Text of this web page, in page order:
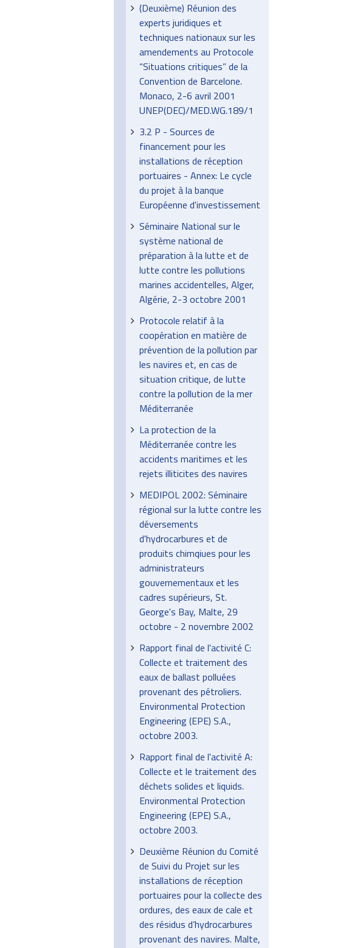
(Deuxième) Réunion des
experts juridiques et
techniques nationaux sur les
amendements au Protocole
“Situations critiques” de la
Convention de Barcelone.
Monaco, 2-6 avril 2001
UNEP(DEC)/MED.WG.189/1
3.2 P - Sources de
financement pour les
installations de réception
portuaires - Annex: Le cycle
du projet à la banque
Européenne d'investissement
Séminaire National sur le
système national de
préparation à la lutte et de
lutte contre les pollutions
marines accidentelles, Alger,
Algérie, 2-3 octobre 2001
Protocole relatif à la
coopération en matière de
prévention de la pollution par
les navires et, en cas de
situation critique, de lutte
contre la pollution de la mer
Méditerranée
La protection de la
Méditerranée contre les
accidents maritimes et les
rejets illiticites des navires
MEDIPOL 2002: Séminaire
régional sur la lutte contre les
déversements
d'hydrocarbures et de
produits chimqiues pour les
administrateurs
gouvernementaux et les
cadres supérieurs, St.
George's Bay, Malte, 29
octobre - 2 novembre 2002
Rapport final de l'activité C:
Collecte et traitement des
eaux de ballast polluées
provenant des pétroliers.
Environmental Protection
Engineering (EPE) S.A.,
octobre 2003.
Rapport final de l'activité A:
Collecte et le traitement des
déchets solides et liquids.
Environmental Protection
Engineering (EPE) S.A.,
octobre 2003.
Deuxième Réunion du Comité
de Suivi du Projet sur les
installations de réception
portuaires pour la collecte des
ordures, des eaux de cale et
des résidus d’hydrocarbures
provenant des navires. Malte,